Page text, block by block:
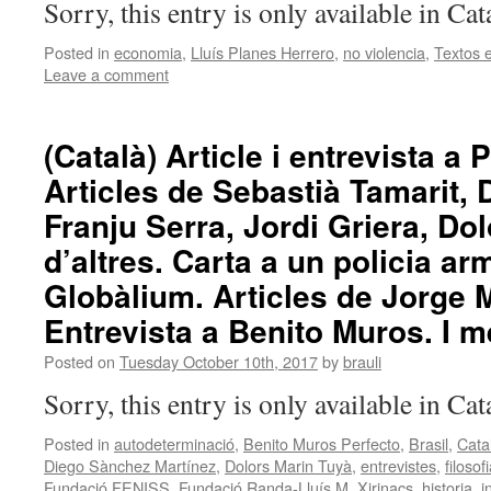
Sorry, this entry is only available in
Posted in economia, Lluís Planes Herrero, no violencia, Textos
Leave a comment
(Català) Article i entrevista a
Articles de Sebastià Tamarit,
Franju Serra, Jordi Griera,
d’altres. Carta a un policia
Globàlium. Articles de Jorge
Entrevista a Benito Muros. I
Posted on Tuesday October 10th, 2017bybrauli
Sorry, this entry is only available in
Posted in autodeterminació, Benito Muros Perfecto, Brasil,
Diego Sànchez Martínez, Dolors Marin Tuyà, entrevistes,